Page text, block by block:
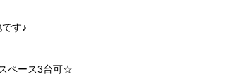
す♪
ペース3台可☆